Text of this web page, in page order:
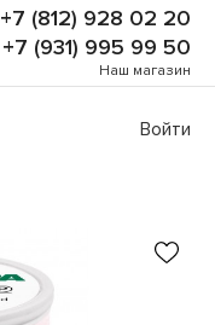
+7 (812) 928 02 20
+7 (931) 995 99 50
Наш магазин
Войти